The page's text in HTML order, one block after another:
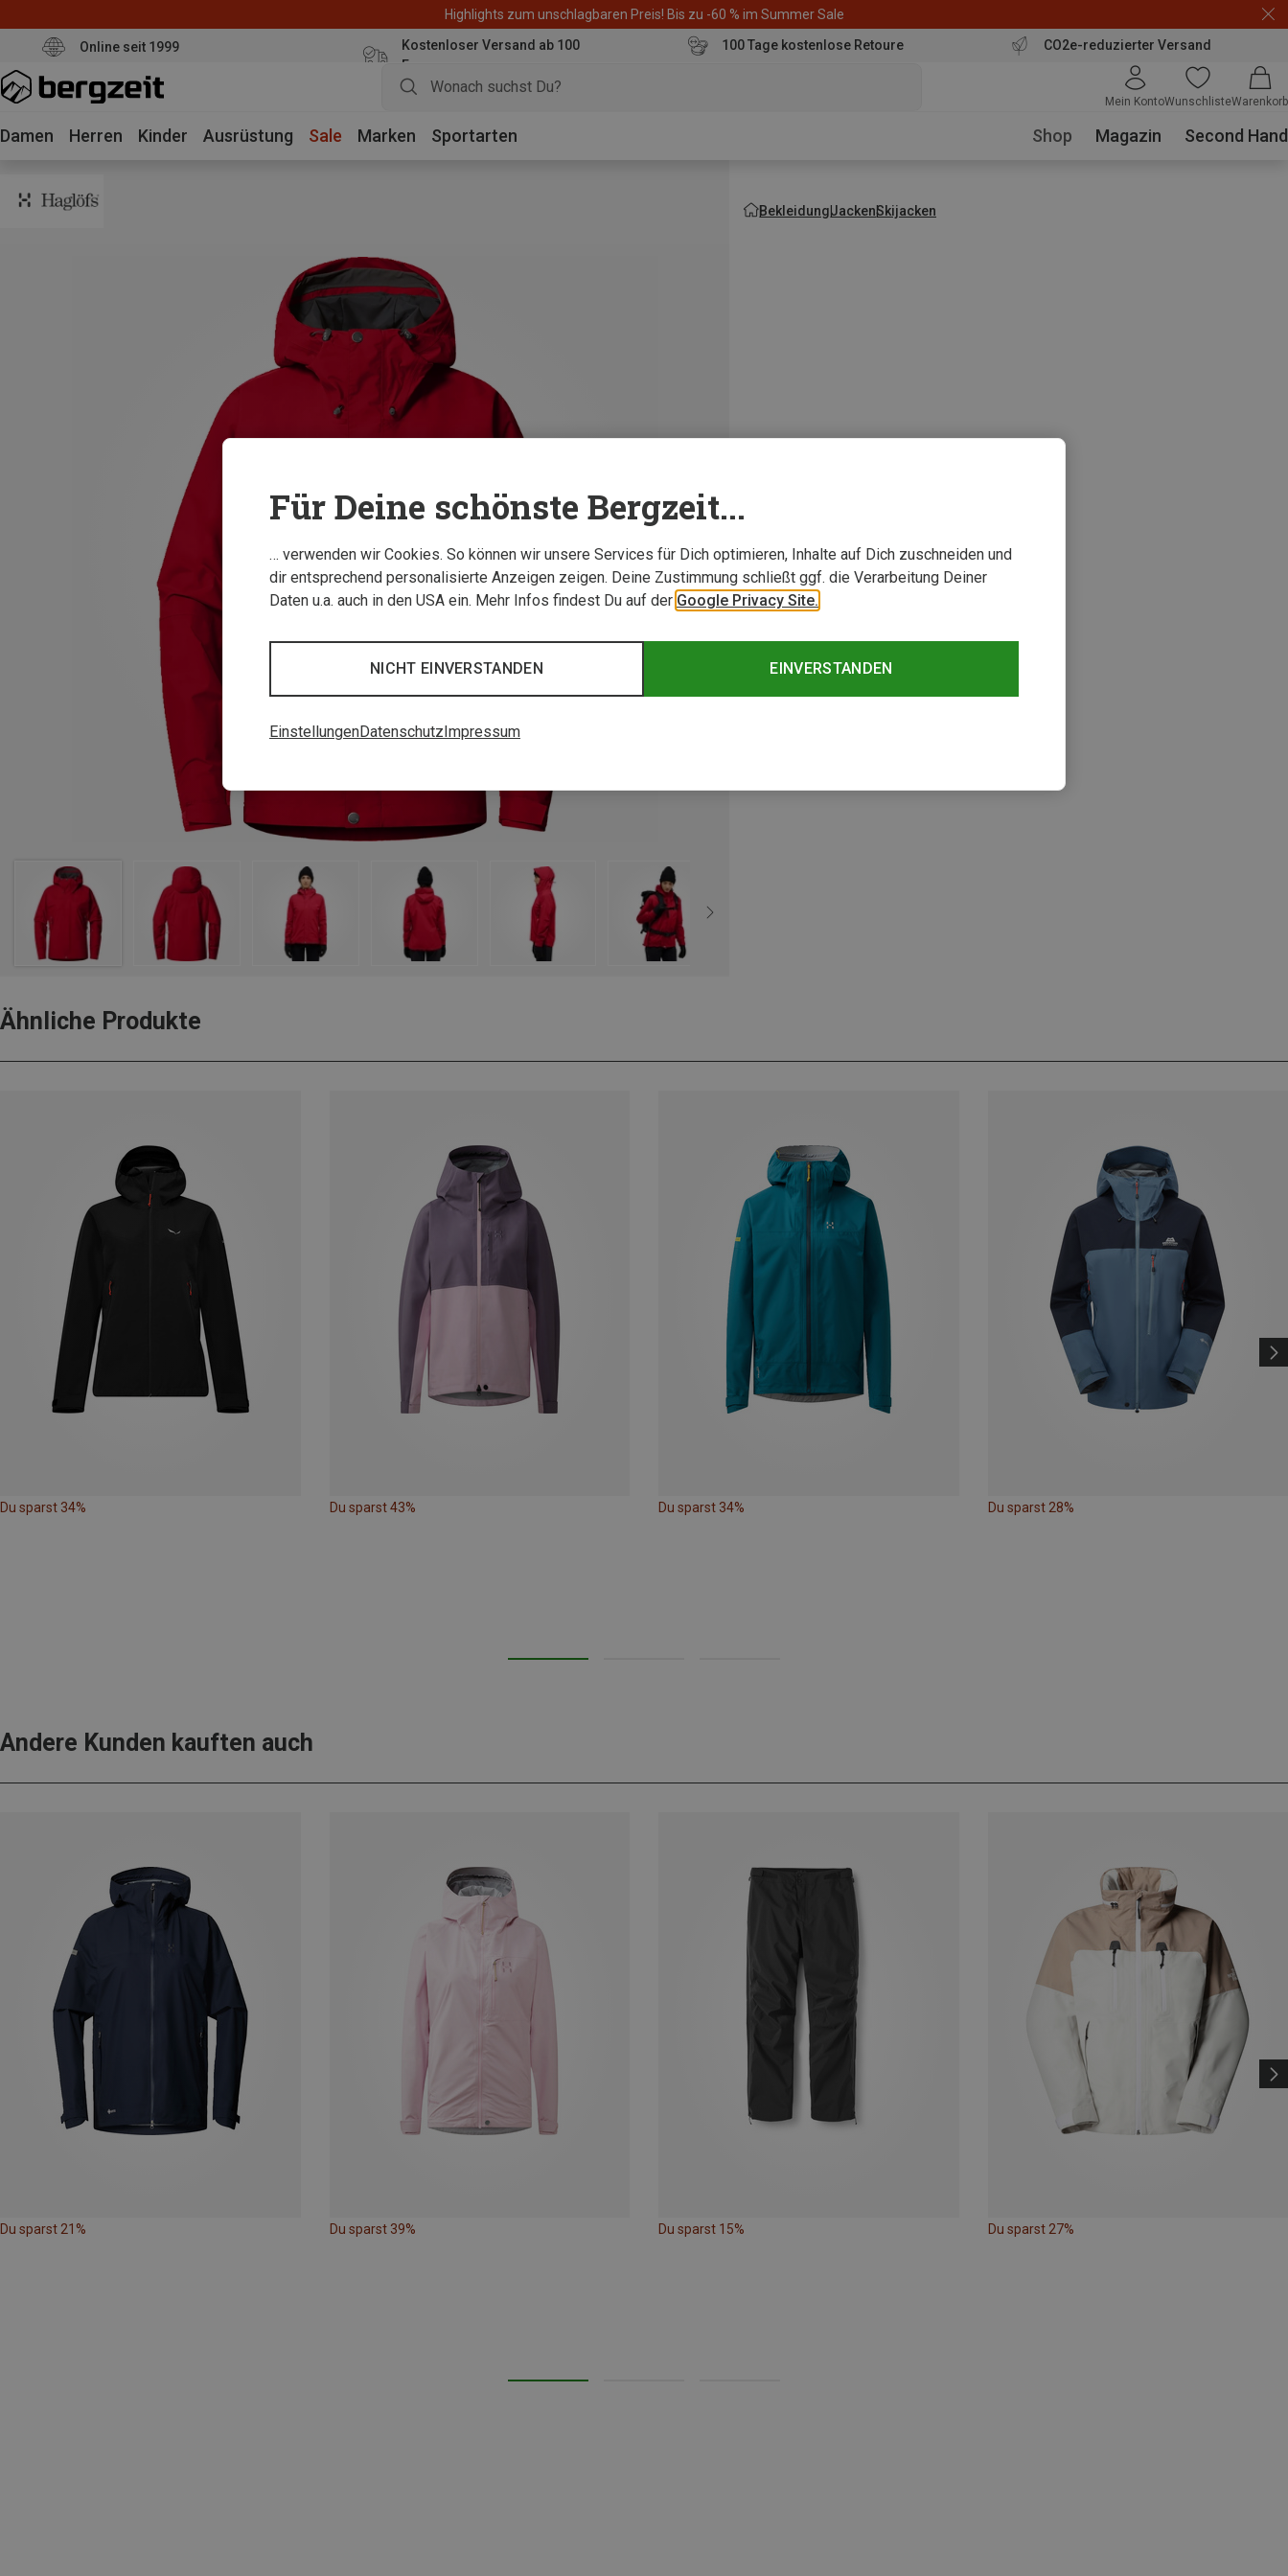
Highlights zum unschlagbaren Preis! Bis zu -60 % im Summer Sale
Online seit 1999
Kostenloser Versand ab 100
Euro
100 Tage kostenlose Retoure CO2e-reduzierter Versand
Mein KontoWunschlisteWarenkorb
Damen Herren Kinder Ausrüstung Sale Marken Sportarten Shop Magazin Second Hand
BekleidungJackenSkijacken
Ähnliche Produkte
Du sparst 34% Du sparst 43% Du sparst 34% Du sparst 28%
Andere Kunden kauften auch
Du sparst 21% Du sparst 39% Du sparst 15% Du sparst 27%
Für Deine schönste Bergzeit...
… verwenden wir Cookies. So können wir unsere Services für Dich optimieren, Inhalte auf Dich zuschneiden und
dir entsprechend personalisierte Anzeigen zeigen. Deine Zustimmung schließt ggf. die Verarbeitung Deiner
Daten u.a. auch in den USA ein. Mehr Infos findest Du auf der Google Privacy Site.
EINVERSTANDEN
NICHT EINVERSTANDEN
EinstellungenDatenschutz Impressum